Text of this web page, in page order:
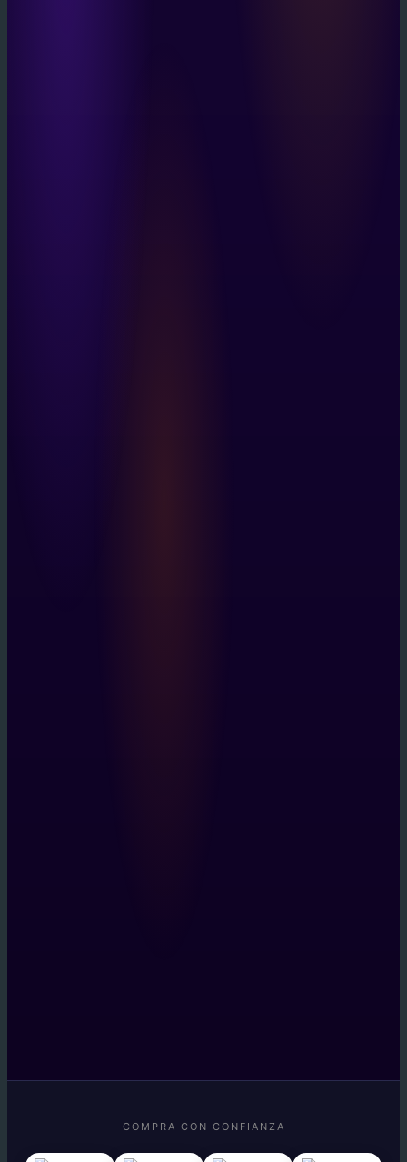
COMPRA CON CONFIANZA